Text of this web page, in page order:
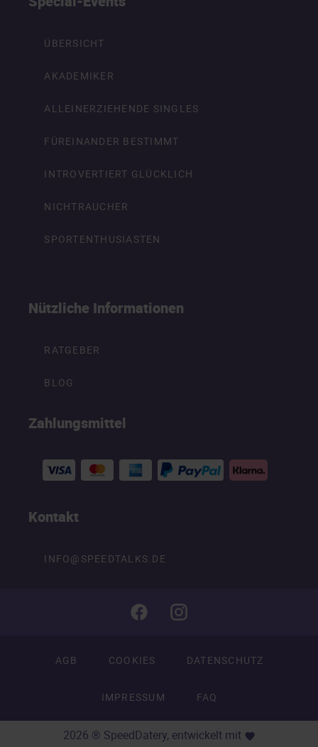
ÜBERSICHT
AKADEMIKER
ALLEINERZIEHENDE SINGLES
FÜREINANDER BESTIMMT
INTROVERTIERT GLÜCKLICH
NICHTRAUCHER
SPORTENTHUSIASTEN
Nützliche Informationen
RATGEBER
BLOG
Zahlungsmittel
Kontakt
INFO@SPEEDTALKS.DE
AGB COOKIES DATENSCHUTZ
IMPRESSUM FAQ
2026 ® SpeedDatery, entwickelt mit